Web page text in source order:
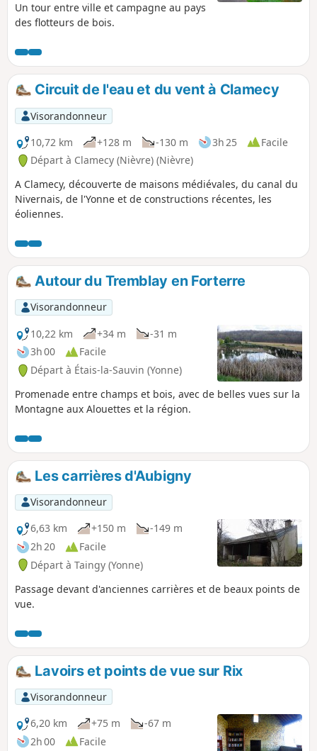
Un tour entre ville et campagne au pays
des flotteurs de bois.
Circuit de l'eau et du vent à Clamecy
Visorandonneur
10,72 km
+128 m -130 m 3h 25
Facile
Départ à Clamecy (Nièvre) (Nièvre)
A Clamecy, découverte de maisons médiévales, du canal du
Nivernais, de l'Yonne et de constructions récentes, les
éoliennes.
Autour du Tremblay en Forterre
Visorandonneur
10,22 km
+34 m
-31 m
3h 00
Facile
Départ à Étais-la-Sauvin (Yonne)
Promenade entre champs et bois, avec de belles vues sur la
Montagne aux Alouettes et la région.
Les carrières d'Aubigny
Visorandonneur
6,63 km
+150 m
-149 m
2h 20
Facile
Départ à Taingy (Yonne)
Passage devant d'anciennes carrières et de beaux points de
vue.
Lavoirs et points de vue sur Rix
Visorandonneur
6,20 km
+75 m
-67 m
2h 00
Facile